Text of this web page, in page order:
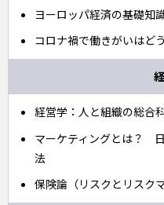
ヨーロッパ経済の基礎知
コロナ禍で働きがいはど
経営学：人と組織の総合
マーケティングとは？
法
保険論（リスクとリスク